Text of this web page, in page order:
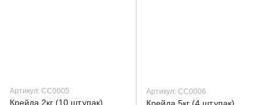
Артикул: СС0005
Крейда 2кг (10 шт.упак)
Артикул: СС0006